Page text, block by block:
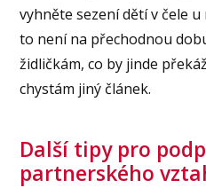
vyhněte sezení dětí v čele
to není na přechodnou
židličkám, co by jinde
chystám jiný článek.
Další tipy pro
partnerského